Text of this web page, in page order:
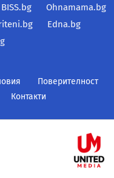
BISS.bg
Ohnamama.bg
Edna.bg
Поверителност
Контакти